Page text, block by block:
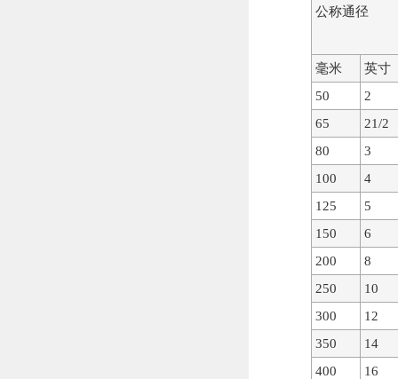
公称通径
毫米
英寸
50
2
65
21/2
80
3
100
4
125
5
150
6
200
8
250
10
300
12
350
14
400
16